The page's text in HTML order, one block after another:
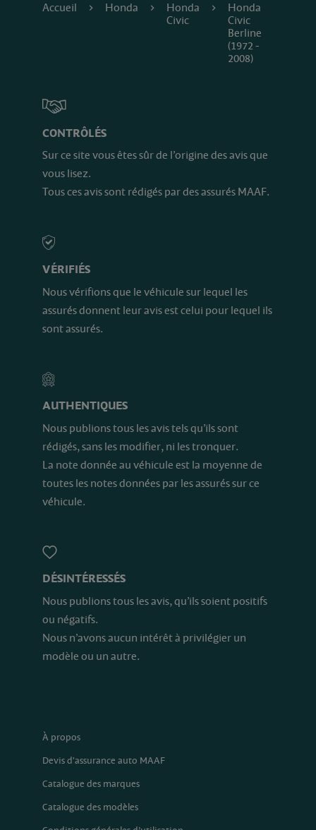
Accueil Honda
Honda
Civic
Honda
Civic
Berline
(1972 -
2008)
CONTRÔLÉS
Sur ce site vous êtes sûr de l’origine des avis que
vous lisez.
Tous ces avis sont rédigés par des assurés MAAF.
VÉRIFIÉS
Nous vérifions que le véhicule sur lequel les
assurés donnent leur avis est celui pour lequel ils
sont assurés.
AUTHENTIQUES
Nous publions tous les avis tels qu’ils sont
rédigés, sans les modifier, ni les tronquer.
La note donnée au véhicule est la moyenne de
toutes les notes données par les assurés sur ce
véhicule.
DÉSINTÉRESSÉS
Nous publions tous les avis, qu’ils soient positifs
ou négatifs.
Nous n’avons aucun intérêt à privilégier un
modèle ou un autre.
À propos
Devis d'assurance auto MAAF
Catalogue des marques
Catalogue des modèles